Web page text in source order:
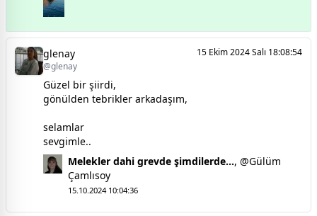
glenay
@glenay
15 Ekim 2024 Salı 18:08:54
Güzel bir şiirdi,
gönülden tebrikler arkadaşım,
selamlar
sevgimle..
Melekler dahi grevde şimdilerde...,@Gülüm
Çamlısoy
15.10.2024 10:04:36